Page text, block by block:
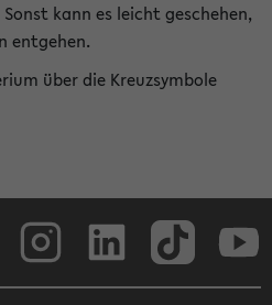
kann es leicht geschehen,
entgehen.
über die Kreuzsymbole